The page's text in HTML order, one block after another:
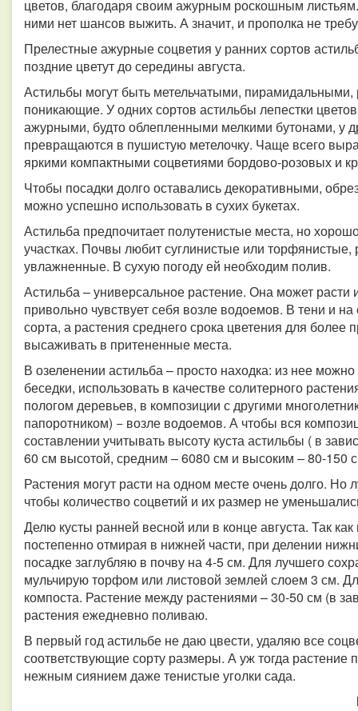
цветов, благодаря своим ажурным роскошным
ними нет шансов выжить. А значит, и прополка не
Прелестные ажурные соцветия у ранних сортов
поздние цветут до середины августа.
Астильбы могут быть метельчатыми,
поникающие. У одних сортов астильбы лепестки
ажурными, будто облепленными мелкими бутонами, у
превращаются в пушистую метелочку. Чаще всего
яркими компактными соцветиями бордово-розовых и
Чтобы посадки долго оставались декоративными,
можно успешно использовать в сухих букетах.
Астильба предпочитает полутенистые места, но
участках. Почвы любит суглинистые или
увлажненные. В сухую погоду ей необходим полив.
Астильба – универсальное растение. Она может расти
привольно чувствует себя возле водоемов. В тени и
сорта, а растения среднего срока цветения для более
высаживать в притененные места.
В озеленении астильба – просто находка: из нее
беседки, использовать в качестве солитерного
пологом деревьев, в композиции с другими
папоротником) − возле водоемов. А чтобы вся
составлении учитывать высоту куста астильбы ( в
60 см высотой, средним – 6080 см и высоким – 80-150
Растения могут расти на одном месте очень долго. Но
чтобы количество соцветий и их размер не
Делю кусты ранней весной или в конце августа. Так
постепенно отмирая в нижней части, при делении
посадке заглубляю в почву на 4-5 см. Для лучшего
мульчирую торфом или листовой землей слоем 3 см.
компоста. Растение между растениями – 30-50 см (в
растения ежедневно поливаю.
В первый год астильбе не даю цвести, удаляю все
соответствующие сорту размеры. А уж тогда растение
нежным сиянием даже тенистые уголки сада.